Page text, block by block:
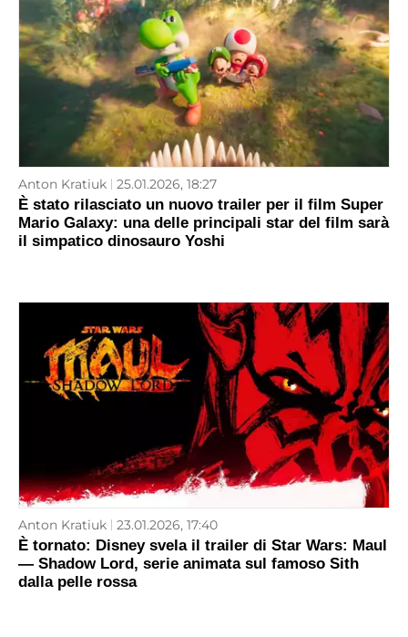
Anton Kratiuk 25.01.2026, 18:27
È stato rilasciato un nuovo trailer per il film Super
Mario Galaxy: una delle principali star del film sarà
il simpatico dinosauro Yoshi
Anton Kratiuk 23.01.2026, 17:40
È tornato: Disney svela il trailer di Star Wars: Maul
— Shadow Lord, serie animata sul famoso Sith
dalla pelle rossa